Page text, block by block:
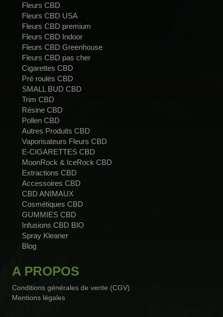
Fleurs CBD
Fleurs CBD USA
Fleurs CBD premium
Fleurs CBD Indoor
Fleurs CBD Greenhouse
Fleurs CBD pas cher
Cigarettes CBD
Pré roulés CBD
SMALL BUD CBD
Trim CBD
Résine CBD
Pollen CBD
Autres Produits CBD
Vaporisateurs Fleurs CBD
E-CIGARETTES CBD
MoonRock & IceRock CBD
Extractions CBD
Accessoires CBD
CBD ANIMAUX
Cosmétiques CBD
GUMMIES CBD
Infusions CBD BIO
Spray Kleaner
Blog
A PROPOS
Conditions générales de vente (CGV)
Mentions légales